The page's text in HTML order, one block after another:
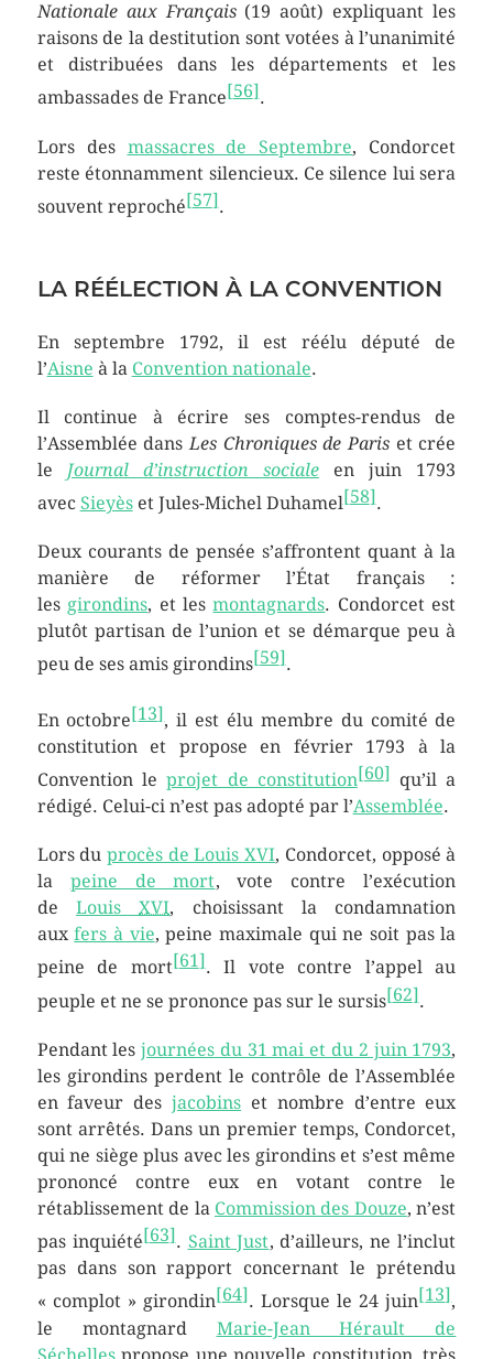
Nationale aux Français(19 août) expliquant les
raisons de la destitution sont votées à l’unanimité
et distribuées dans les départements et les
ambassades de France[56].
Lors des massacres de Septembre, Condorcet
reste étonnamment silencieux. Ce silence lui sera
souvent reproché[57].
LA RÉÉLECTION À LA CONVENTION
En septembre 1792, il est réélu député de
l’Aisne à la Convention nationale.
Il continue à écrire ses comptes-rendus de
l’Assemblée dansLes Chroniques de Paris et crée
le Journal d’instruction sociale en juin 1793
avec Sieyèset Jules-Michel Duhamel[58].
Deux courants de pensée s’affrontent quant à la
manière de réformer l’État français :
les girondins, et lesmontagnards. Condorcet est
plutôt partisan de l’union et se démarque peu à
peu de ses amis girondins[59].
En octobre[13], il est élu membre du comité de
constitution et propose en février 1793 à la
Convention leprojet de constitution[60] qu’il a
rédigé. Celui-ci n’est pas adopté par l’Assemblée.
Lors duprocès de Louis XVI, Condorcet, opposé à
la peine de mort, vote contre l’exécution
de LouisXVI, choisissant la condamnation
auxfers à vie, peine maximale qui ne soit pas la
peine de mort[61]. Il vote contre l’appel au
peuple et ne se prononce pas sur le sursis[62].
Pendant lesjournées du 31 mai et du 2 juin 1793,
les girondins perdent le contrôle de l’Assemblée
en faveur desjacobins et nombre d’entre eux
sont arrêtés. Dans un premier temps, Condorcet,
qui ne siège plus avec les girondins et s’est même
prononcé contre eux en votant contre le
rétablissement de la Commission des Douze, n’est
pas inquiété[63]. Saint Just, d’ailleurs, ne l’inclut
pas dans son rapport concernant le prétendu
« complot » girondin[64] . Lorsque le 24 juin[13],
le montagnard Marie-Jean Hérault de
Séchellespropose une nouvelle constitution, très